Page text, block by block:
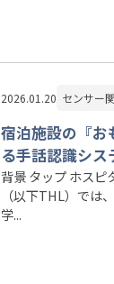
2026.01.20 センサー
宿泊施設の『お
る手話認識シス
背景 タップ ホスピ
（以下THL）では
学...